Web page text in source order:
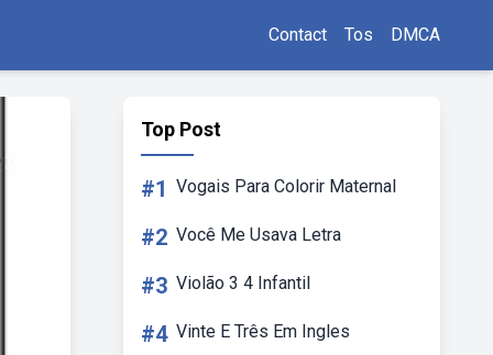
Contact Tos DMCA
Top Post
#1 Vogais Para Colorir Maternal
#2 Você Me Usava Letra
#3 Violão 3 4 Infantil
#4 Vinte E Três Em Ingles